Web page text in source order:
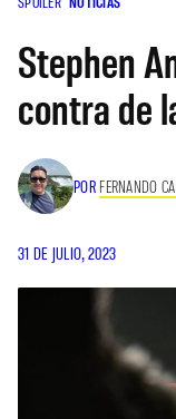
Stephen
contra de
POR FERNANDO
31 DE JULIO, 2023